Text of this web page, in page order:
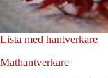
Lista med hantverkare
Mathantverkare